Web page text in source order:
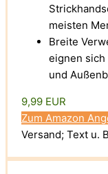
meisten
Breite
eignen
und
9,99 EUR
Zum Amazon
Versand; Text u.